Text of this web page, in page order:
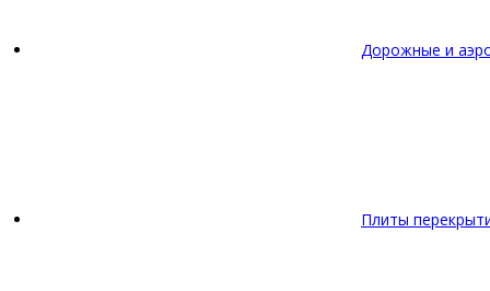
Дорожные и
Плиты